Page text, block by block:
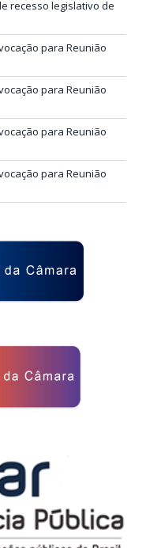
recesso legislativo de
para Reunião
para Reunião
para Reunião
para Reunião